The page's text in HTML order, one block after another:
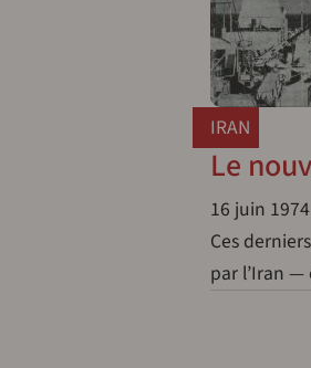
IRAN
Le
16 juin 1974
Ces
par l’Iran